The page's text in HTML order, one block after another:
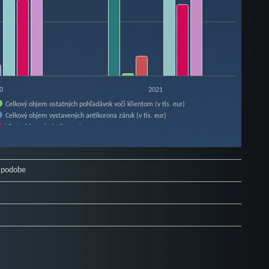
Celkový objem ostatných pohľadávok voči klientom (v tis. eur)
Celkový objem vystavených antikorona záruk (v tis. eur)
2021